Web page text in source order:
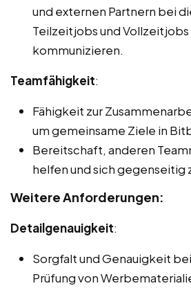
und externen Partnern bei
Teilzeitjobs und Vollzeitjobs
kommunizieren.
Teamfähigkeit:
Fähigkeit zur
um gemeinsame Ziele in
Bereitschaft, anderen
helfen und sich gegenseitig
Weitere Anforderungen:
Detailgenauigkeit:
Sorgfalt und Genauigkeit
Prüfung von